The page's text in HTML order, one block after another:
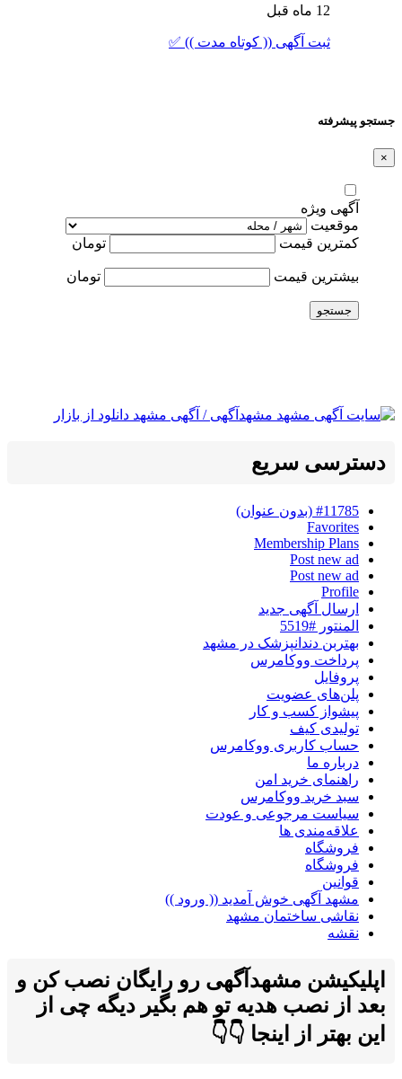
12 ماه قبل
ثبت آگهی (( کوتاه مدت )) ✅
جستجو پیشرفته
×
آگهی ویژه
موقعیت
کمترین قیمت
تومان
بیشترین قیمت تومان
جستجو
دسترسی سریع
#11785 (بدون عنوان)
Favorites
Membership Plans
Post new ad
Post new ad
Profile
ارسال آگهی جدید
المنتور #5519
بهتربن دندانپزشک در مشهد
پرداخت ووکامرس
پروفایل
پلن‌های عضویت
پیشواز کسب و کار
تولیدی کیف
حساب کاربری ووکامرس
درباره ما
راهنمای خرید امن
سبد خرید ووکامرس
سیاست مرجوعی و عودت
علاقه‌مندی ها
فروشگاه
فروشگاه
قوانین
مشهد آگهی خوش آمدید (( ورود ))
نقاشی ساختمان مشهد
نقشه
اپلیکیشن مشهدآگهی رو رایگان نصب کن و
بعد از نصب هدیه تو هم بگیر دیگه چی از
این بهتر از اینجا 👇👇